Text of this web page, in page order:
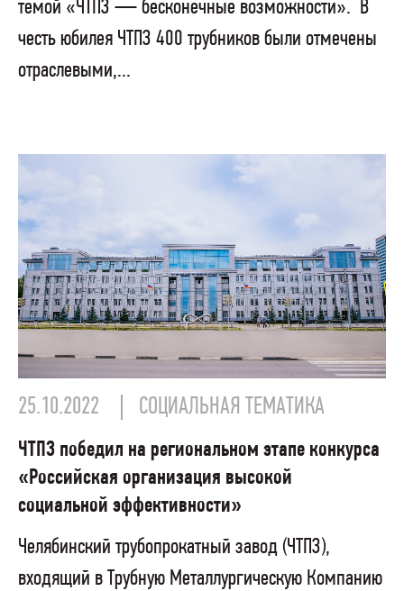
темой «ЧТПЗ — бесконечные возможности». В
честь юбилея ЧТПЗ 400 трубников были отмечены
отраслевыми,...
25.10.2022 СОЦИАЛЬНАЯ ТЕМАТИКА
ЧТПЗ победил на региональном этапе конкурса
«Российская организация высокой
социальной эффективности»
Челябинский трубопрокатный завод (ЧТПЗ),
входящий в Трубную Металлургическую Компанию